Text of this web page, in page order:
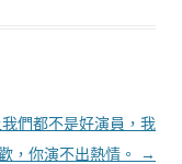
們都不是好演員，我
，你演不出熱情。
→